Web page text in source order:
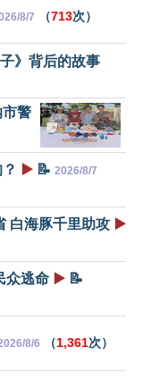
8/7 （713次）
》背后的故事
警
▶️ 📝 2026/8/7
白海豚千里助攻 ▶️
众逃命 ▶️ 📝
8/6 （1,361次）